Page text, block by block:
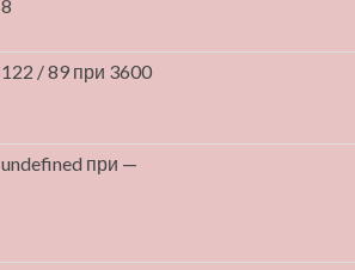
8
122 / 89 при 3600
undefined при —